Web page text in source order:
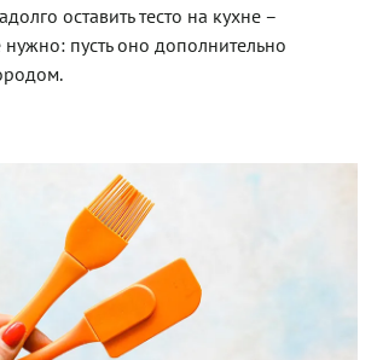
оставить тесто на кухне –
нужно: пусть оно дополнительно